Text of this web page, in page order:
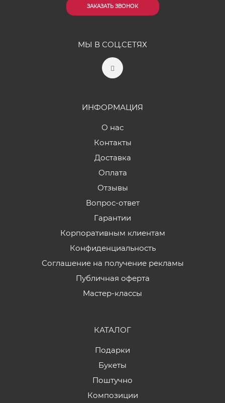
ЗАКАЗАТЬ ЗВОНОК
МЫ В СОЦ.СЕТЯХ
ИНФОРМАЦИЯ
О нас
Контакты
Доставка
Оплата
Отзывы
Вопрос-ответ
Гарантии
Корпоративным клиентам
Конфиденциальность
Соглашение на получение рекламы
Публичная оферта
Мастер-классы
КАТАЛОГ
Подарки
Букеты
Поштучно
Композиции